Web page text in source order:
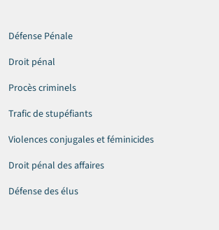
Défense Pénale
Droit pénal
Procès criminels
Trafic de stupéfiants
Violences conjugales et féminicides
Droit pénal des affaires
Défense des élus